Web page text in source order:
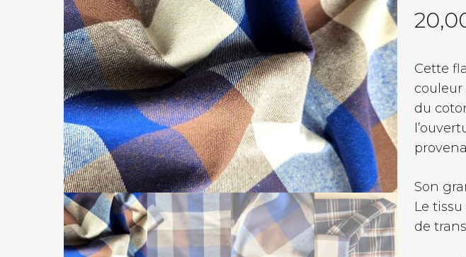
Cette
du
Son
Le
de